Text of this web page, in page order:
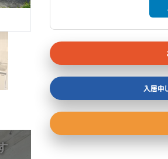
入居申